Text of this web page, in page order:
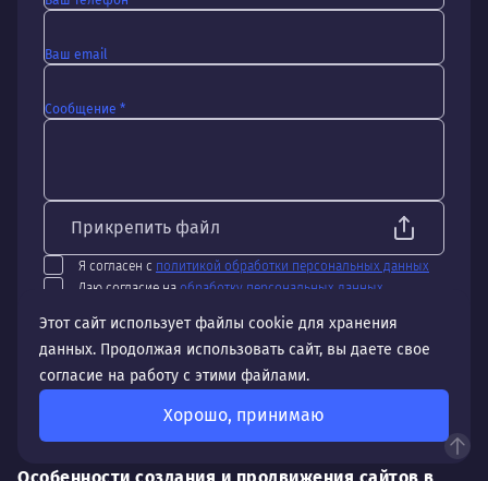
Ваш email
Сообщение *
Прикрепить файл
Я согласен с политикой обработки персональных данных
Даю согласие на обработку персональных данных
Отправить
Этот сайт использует файлы cookie для хранения
данных. Продолжая использовать сайт, вы даете свое
согласие на работу с этими файлами.
Хорошо, принимаю